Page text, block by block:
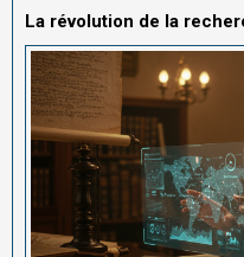
La révolution de la